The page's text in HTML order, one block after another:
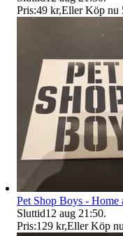
Pris:49 kr,Eller Köp nu
Pet Shop Boys -
Sluttid12 aug 21:50.
Pris:129 kr,Eller Köp nu